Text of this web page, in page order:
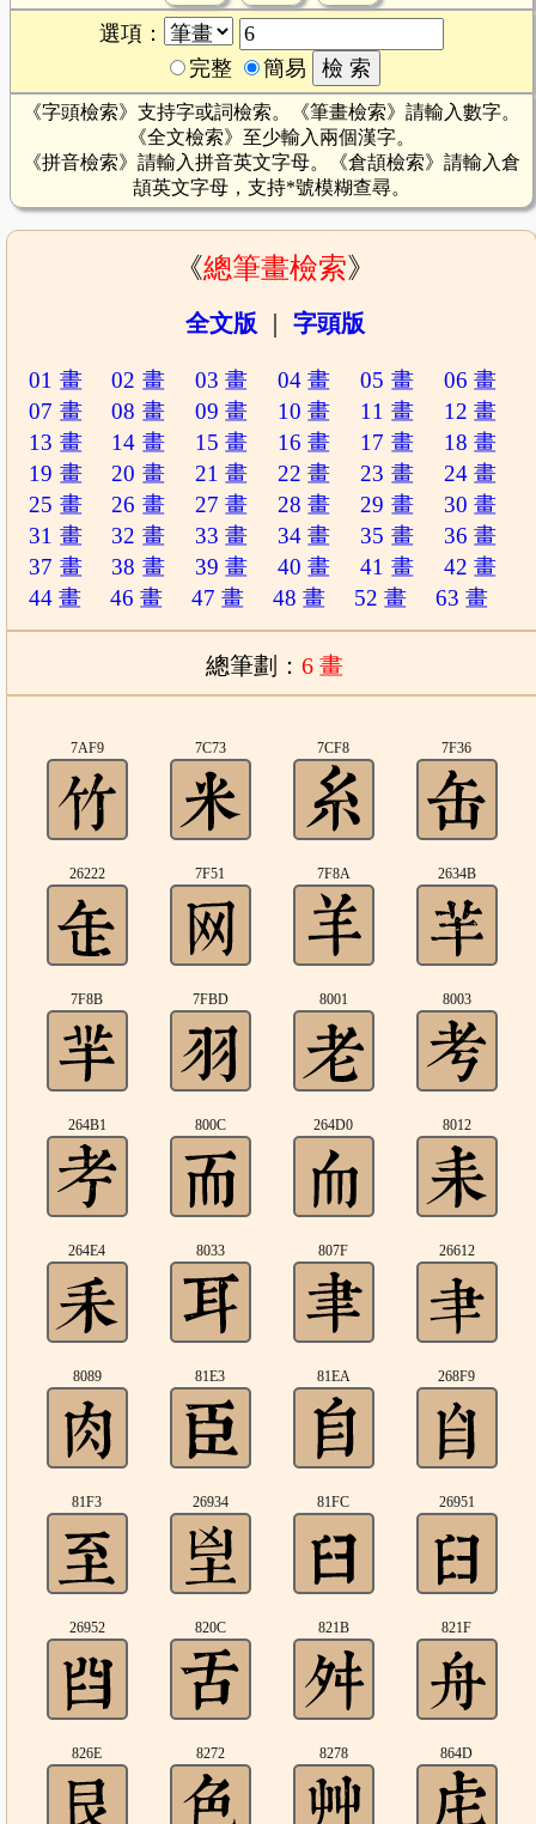
選項：
完整
簡易
《字頭檢索》支持字或詞檢索。《筆畫檢索》請輸入數字。
《全文檢索》至少輸入兩個漢字。
《拼音檢索》請輸入拼音英文字母。《倉頡檢索》請輸入倉
頡英文字母，支持*號模糊查尋。
《總筆畫檢索》
全文版 字頭版
01 畫 02 畫 03 畫 04 畫 05 畫
06 畫
07 畫
08 畫 09 畫 10 畫 11 畫
12 畫
13 畫
14 畫 15 畫 16 畫 17 畫
18 畫
19 畫
20 畫 21 畫 22 畫 23 畫
24 畫
25 畫
26 畫 27 畫 28 畫 29 畫
30 畫
31 畫
32 畫 33 畫 34 畫 35 畫
36 畫
37 畫
38 畫 39 畫 40 畫 41 畫
42 畫
44 畫
46 畫 47 畫 48 畫 52 畫 63 畫
總筆劃： 6 畫
7AF9 7C73 7CF8 7F36
26222 7F51 7F8A 2634B
7F8B 7FBD 8001 8003
264B1 800C 264D0 8012
264E4 8033 807F 26612
8089 81E3 81EA 268F9
81F3 26934 81FC 26951
26952 820C 821B 821F
826E 8272 8278 864D